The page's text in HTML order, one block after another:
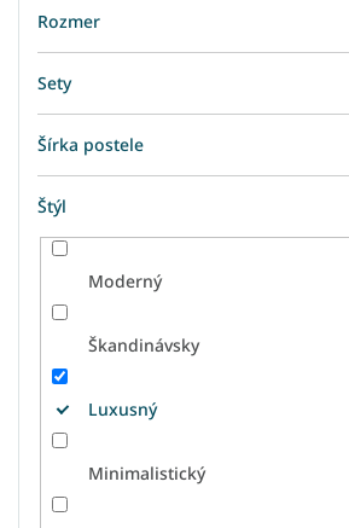
Rozmer
Sety
Šírka postele
Štýl
Moderný
Škandinávsky
Luxusný
Minimalistický